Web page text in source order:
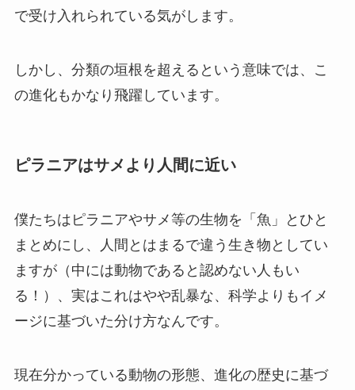
で受け入れられている気がします。
しかし、分類の垣根を超えるという意味では、こ
の進化もかなり飛躍しています。
ピラニアはサメより人間に近い
僕たちはピラニアやサメ等の生物を「魚」とひと
まとめにし、人間とはまるで違う生き物としてい
ますが（中には動物であると認めない人もい
る！）、実はこれはやや乱暴な、科学よりもイメ
ージに基づいた分け方なんです。
現在分かっている動物の形態、進化の歴史に基づ